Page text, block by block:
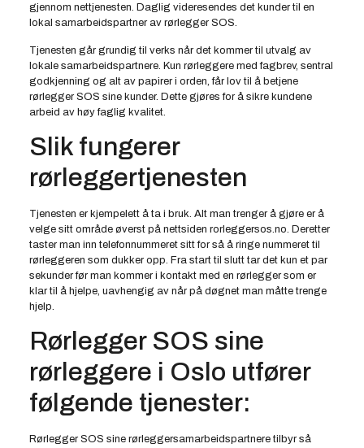
gjennom nettjenesten. Daglig videresendes det kunder til en
lokal samarbeidspartner av rørlegger SOS.
Tjenesten går grundig til verks når det kommer til utvalg av
lokale samarbeidspartnere. Kun rørleggere med fagbrev, sentral
godkjenning og alt av papirer i orden, får lov til å betjene
rørlegger SOS sine kunder. Dette gjøres for å sikre kundene
arbeid av høy faglig kvalitet.
Slik fungerer
rørleggertjenesten
Tjenesten er kjempelett å ta i bruk. Alt man trenger å gjøre er å
velge sitt område øverst på nettsiden rorleggersos.no. Deretter
taster man inn telefonnummeret sitt for så å ringe nummeret til
rørleggeren som dukker opp. Fra start til slutt tar det kun et par
sekunder før man kommer i kontakt med en rørlegger som er
klar til å hjelpe, uavhengig av når på døgnet man måtte trenge
hjelp.
Rørlegger SOS sine
rørleggere i Oslo utfører
følgende tjenester:
Rørlegger SOS sine rørleggersamarbeidspartnere tilbyr så